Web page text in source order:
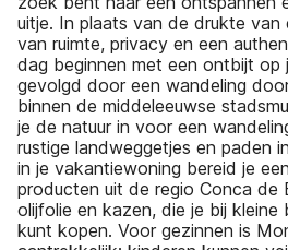
uitje. In plaats van de drukte van
van ruimte, privacy en een
dag beginnen met een ontbijt op
gevolgd door een wandeling
binnen de middeleeuwse
je de natuur in voor een
rustige landweggetjes en paden
in je vakantiewoning bereid je
producten uit de regio Conca de
olijfolie en kazen, die je bij kleine
kunt kopen. Voor gezinnen is